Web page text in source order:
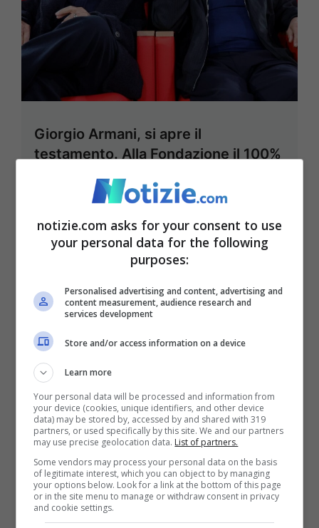
Giorgio Armani, si apre il
testamento. Alla Fondazione il 100%
della società e un messaggio:
“Gestire con integrità morale”. A
la casa a Milano
12 Settembre 2025 - 09:43
notizie.com asks for your consent to use
your personal data for the following
purposes:
Personalised advertising and content, advertising and
content measurement, audience research and
services development
Store and/or access information on a device
Learn more
Your personal data will be processed and information from
your device (cookies, unique identifiers, and other device
data) may be stored by, accessed by and shared with 319
partners, or used specifically by this site. We and our partners
may use precise geolocation data. List of partners.
Some vendors may process your personal data on the basis
of legitimate interest, which you can object to by managing
your options below. Look for a link at the bottom of this page
or in the site menu to manage or withdraw consent in privacy
and cookie settings.